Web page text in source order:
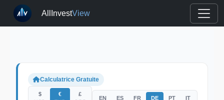
AllInvestView
Calculatrice Gratuite
$
€
£
EN ES FR DE PT IT